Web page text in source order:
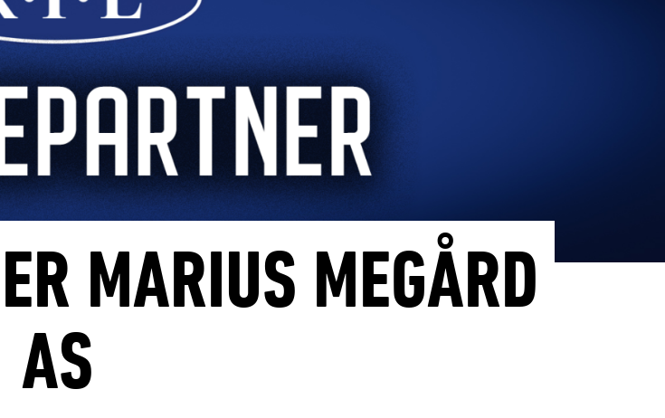
MARIUS MEGÅRD
AS